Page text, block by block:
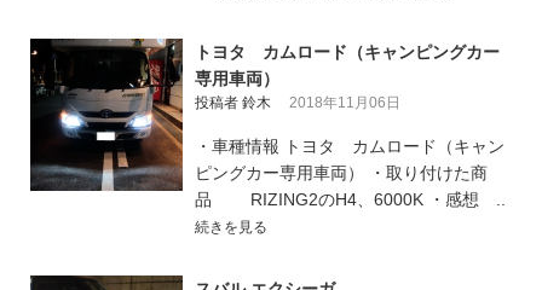
トヨタ カムロード（キャンピングカー
専用車両）
投稿者 鈴木 2018年11月06日
・車種情報 トヨタ カムロード（キャン
ピングカー専用車両） ・取り付けた商
品 RIZING2のH4、6000K ・感想 ..
続きを見る